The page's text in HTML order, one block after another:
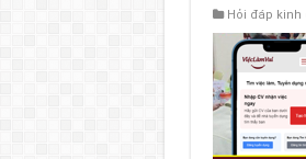
Hỏi đáp kinh